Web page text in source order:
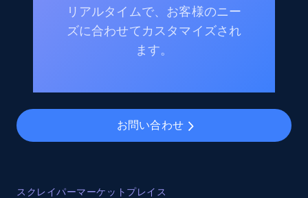
リアルタイムで、お客様のニー
ズに合わせてカスタマイズされ
ます。
お問い合わせ
スクレイパーマーケットプレイス